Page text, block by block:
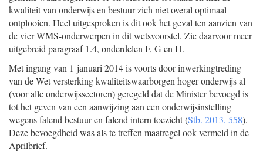
kwaliteit van onderwijs en bestuur zich niet overal optimaal
ontplooien. Heel uitgesproken is dit ook het geval ten aanzien van
de vier WMS-onderwerpen in dit wetsvoorstel. Zie daarvoor meer
uitgebreid paragraaf 1.4, onderdelen F, G en H.
Met ingang van 1 januari 2014 is voorts door inwerkingtreding
van de Wet versterking kwaliteitswaarborgen hoger onderwijs al
(voor alle onderwijssectoren) geregeld dat de Minister bevoegd is
tot het geven van een aanwijzing aan een onderwijsinstelling
wegens falend bestuur en falend intern toezicht (Stb. 2013, 558).
Deze bevoegdheid was als te treffen maatregel ook vermeld in de
Aprilbrief.